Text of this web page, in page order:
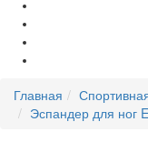
Главная
Эспандер для ног